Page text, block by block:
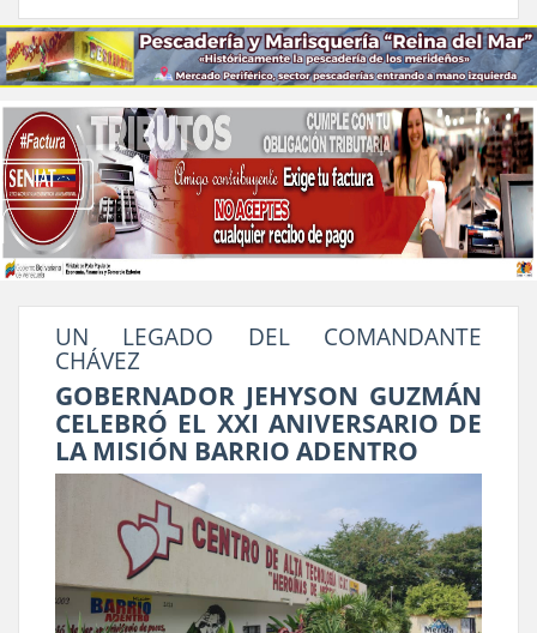
UN LEGADO DEL COMANDANTE
CHÁVEZ
GOBERNADOR JEHYSON GUZMÁN
CELEBRÓ EL XXI ANIVERSARIO DE
LA MISIÓN BARRIO ADENTRO